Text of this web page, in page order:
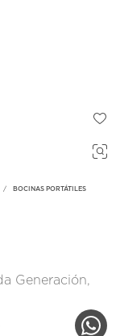
BOCINAS PORTÁTILES
Generación,